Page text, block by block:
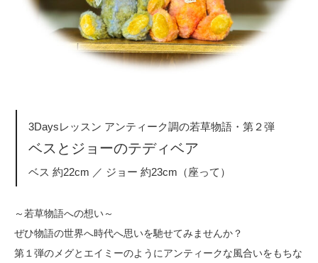
3Daysレッスン アンティーク調の若草物語・第２弾
ベスとジョーのテディベア
ベス 約22cm ／ ジョー 約23cm（座って）
～若草物語への想い～
ぜひ物語の世界へ時代へ思いを馳せてみませんか？
第１弾のメグとエイミーのようにアンティークな風合いをもちな